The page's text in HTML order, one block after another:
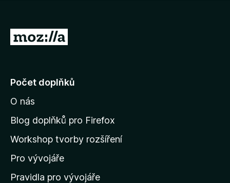
P
j
t
n
d
o
m
Počet doplňků
O nás
Blog doplňků pro Firefox
Workshop tvorby rozšíření
Pro vývojáře
Pravidla pro vývojáře